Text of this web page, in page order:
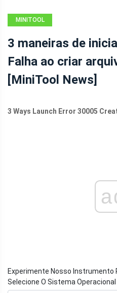
MINITOOL
3 maneiras de
Falha ao criar
[MiniTool News]
3 Ways Launch Error 30005
Experimente Nosso Instrumento
Selecione O Sistema Operacional